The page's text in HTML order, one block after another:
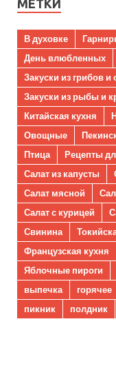
МЕТКИ
В духовке
День влюбленных
Закуски из грибов и
Закуски из рыбы и
Китайская кухня
Овощные
Птица
Рецепты
Салат из капусты
Салат мясной
Салат с курицей
Свинина
Французская кухня
Яблочные пироги
выпечка
горячее
пикник
полдник